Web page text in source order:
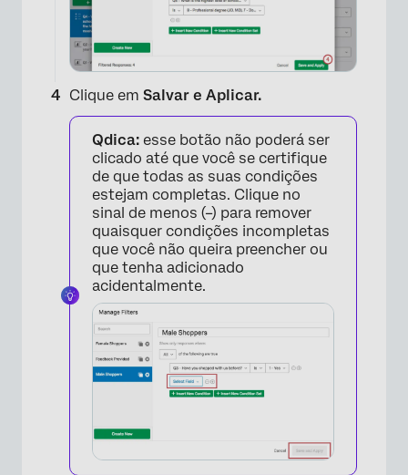
×
Clique em Salvar e Aplicar.
Qdica: esse botão não poderá ser
clicado até que você se certifique
de que todas as suas condições
estejam completas. Clique no
sinal de menos (–) para remover
quaisquer condições incompletas
que você não queira preencher ou
que tenha adicionado
acidentalmente.